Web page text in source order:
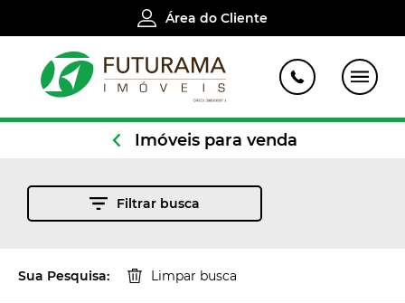
Área do Cliente
Imóveis para venda
Filtrar busca
Sua Pesquisa: Limpar busca